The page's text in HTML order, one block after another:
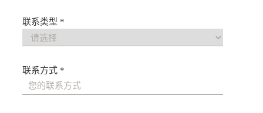
联系类型 *
联系方式 *